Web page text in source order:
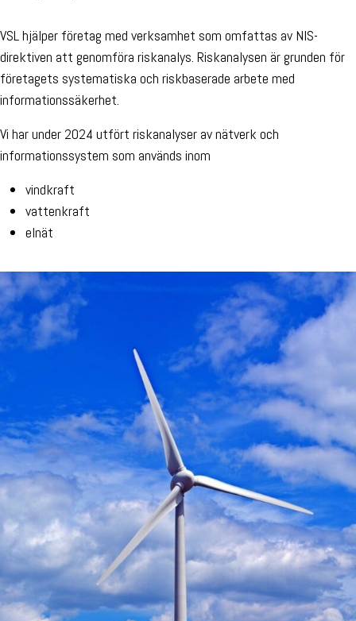
VSL hjälper företag med verksamhet som omfattas av NIS-
direktiven att genomföra riskanalys. Riskanalysen är grunden för
företagets systematiska och riskbaserade arbete med
informationssäkerhet.
Vi har under 2024 utfört riskanalyser av nätverk och
informationssystem som används inom
vindkraft
vattenkraft
elnät